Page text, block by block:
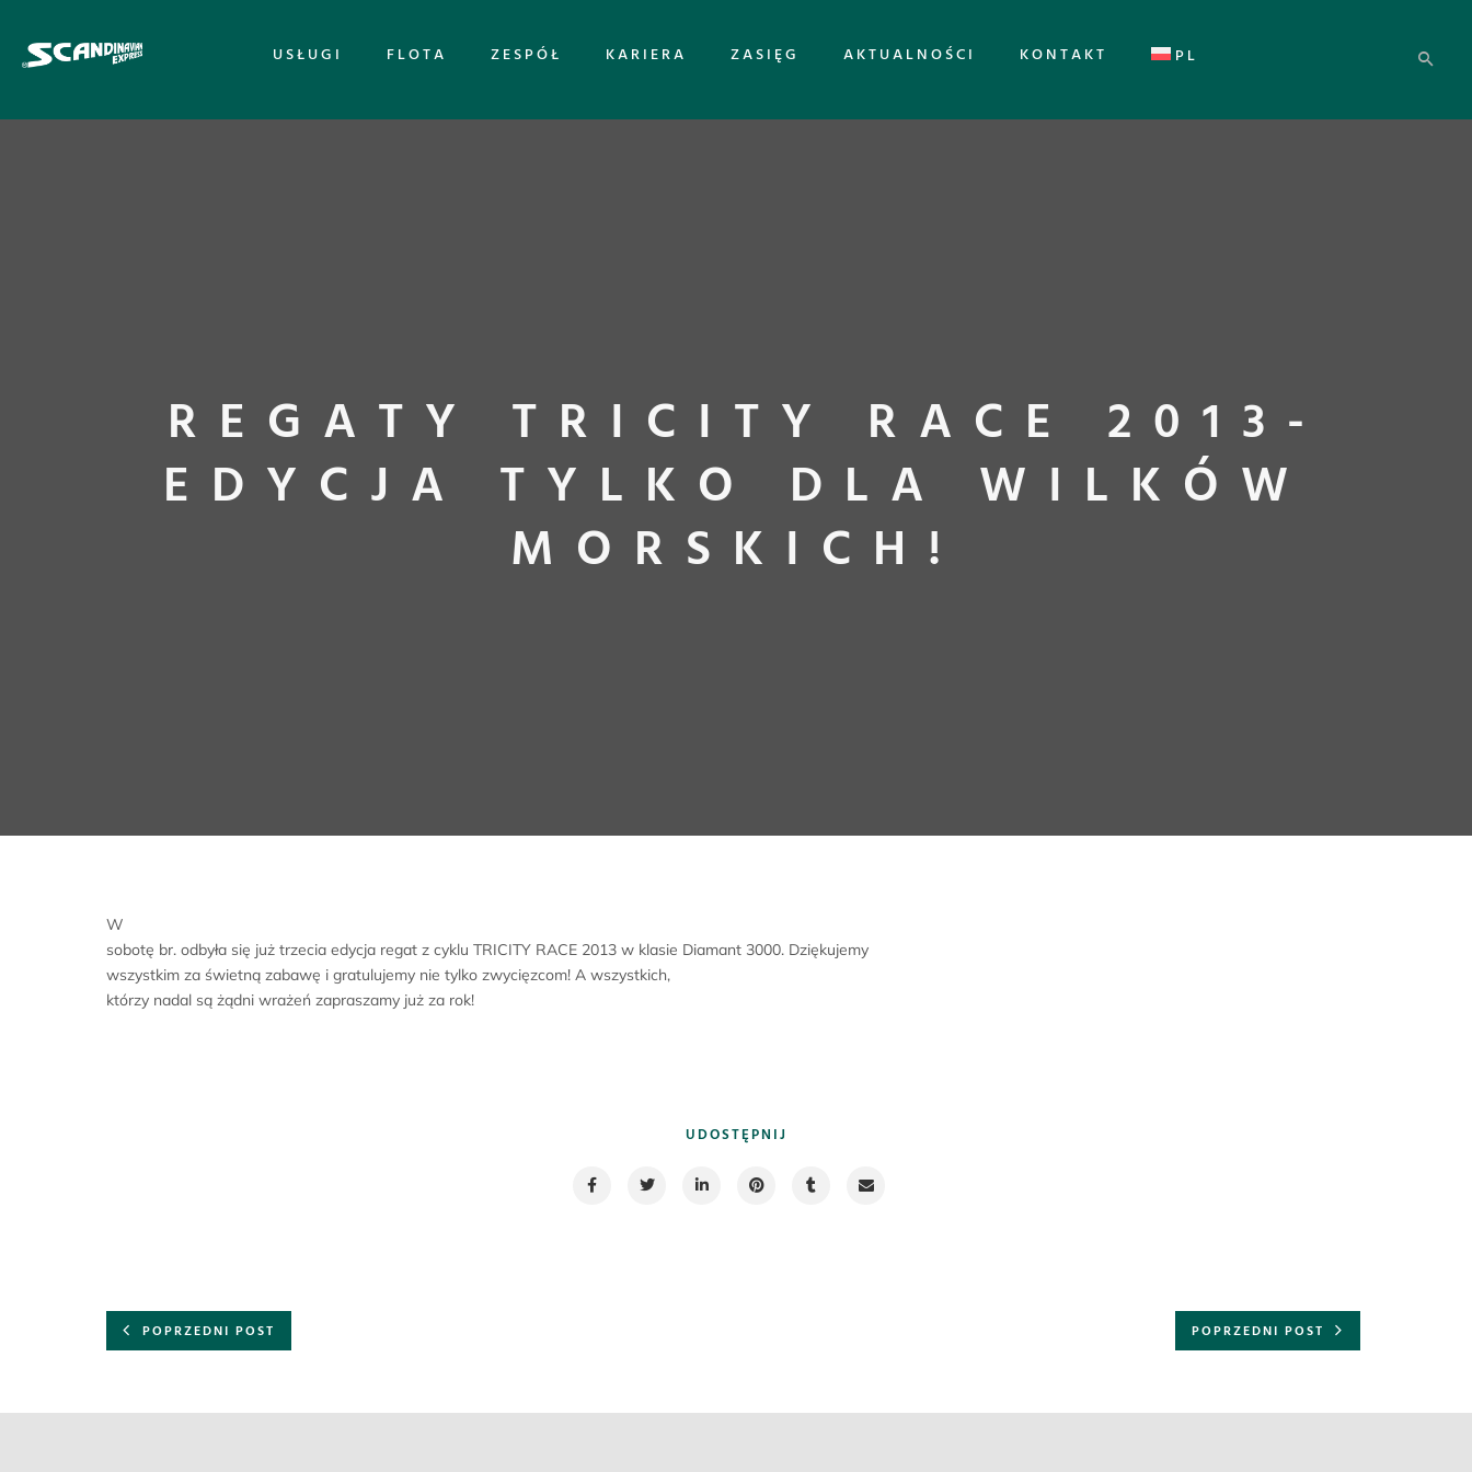
USŁUGI FLOTA ZESPÓŁ KARIERA ZASIĘG AKTUALNOŚCI KONTAKT PL
REGATY TRICITY RACE 2013-
EDYCJA TYLKO DLA WILKÓW
MORSKICH!
W
sobotę br. odbyła się już trzecia edycja regat z cyklu TRICITY RACE 2013 w klasie Diamant 3000. Dziękujemy
wszystkim za świetną zabawę i gratulujemy nie tylko zwycięzcom! A wszystkich,
którzy nadal są żądni wrażeń zapraszamy już za rok!
UDOSTĘPNIJ
POPRZEDNI POST POPRZEDNI POST